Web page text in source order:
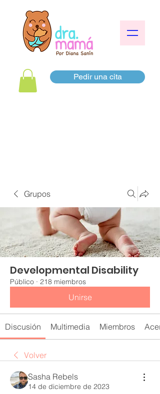
Pedir una cita
Grupos
Developmental Disability
Público · 218 miembros
Unirse
Discusión Multimedia Miembros
Volver
Sasha Rebels
14 de diciembre de 2023